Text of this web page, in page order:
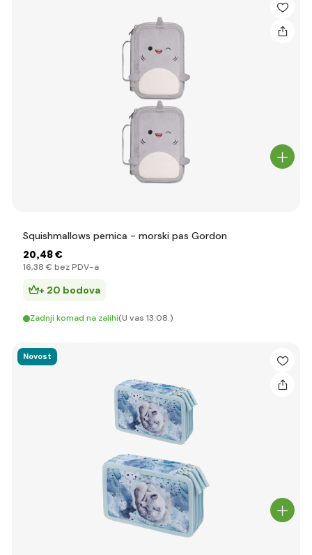
Squishmallows pernica - morski pas Gordon
20,48 €
16,38 € bez PDV-a
+ 20 bodova
Zadnji komad na zalihi(U vas 13.08.)
Novost